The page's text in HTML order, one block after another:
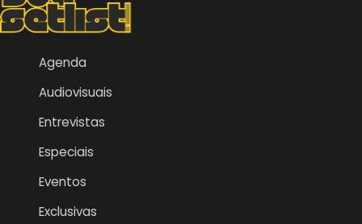
Agenda
Audiovisuais
Entrevistas
Especiais
Eventos
Exclusivas